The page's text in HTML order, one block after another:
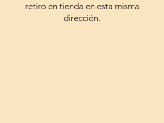
retiro en tienda en esta misma
dirección.